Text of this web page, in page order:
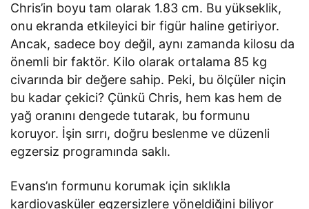
Chris’in boyu tam olarak 1.83 cm. Bu yükseklik,
onu ekranda etkileyici bir figür haline getiriyor.
Ancak, sadece boy değil, aynı zamanda kilosu da
önemli bir faktör. Kilo olarak ortalama 85 kg
civarında bir değere sahip. Peki, bu ölçüler niçin
bu kadar çekici? Çünkü Chris, hem kas hem de
yağ oranını dengede tutarak, bu formunu
koruyor. İşin sırrı, doğru beslenme ve düzenli
egzersiz programında saklı.
Evans’ın formunu korumak için sıklıkla
kardiovasküler egzersizlere yöneldiğini biliyor